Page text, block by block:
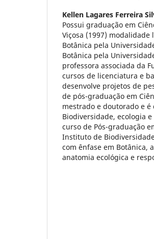
Kellen Lagares Ferreira
Possui graduação em
Viçosa (1997)
Botânica pela
Botânica pela
professora associada da
cursos de licenciatura e
desenvolve projetos de
de pós-graduação em
mestrado e doutorado e
Biodiversidade, ecologia
curso de Pós-graduação
Instituto de
com ênfase em Botânica,
anatomia ecológica e